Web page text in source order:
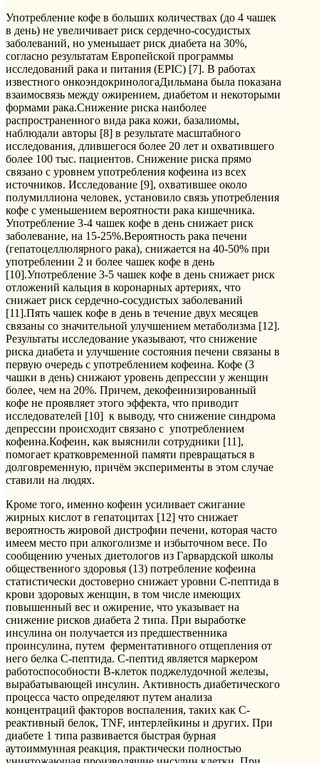
Употребление кофе в больших количествах (до 4 чашек
в день) не увеличивает риск сердечно-сосудистых
заболеваний, но уменьшает риск диабета на 30%,
согласно результатам Европейской программы
исследований рака и питания (EPIC) [7]. В работах
известного онкоэндокринологаДильмана была показана
взаимосвязь между ожирением, диабетом и некоторыми
формами рака.Снижение риска наиболее
распространенного вида рака кожи, базалиомы,
наблюдали авторы [8] в результате масштабного
исследования, длившегося более 20 лет и охватившего
более 100 тыс. пациентов. Снижение риска прямо
связано с уровнем употребления кофеина из всех
источников. Исследование [9], охватившее около
полумиллиона человек, установило связь употребления
кофе с уменьшением вероятности рака кишечника.
Употребление 3-4 чашек кофе в день снижает риск
заболевание, на 15-25%.Вероятность рака печени
(гепатоцеллюлярного рака), снижается на 40-50% при
употреблении 2 и более чашек кофе в день
[10].Употребление 3-5 чашек кофе в день снижает риск
отложений кальция в коронарных артериях, что
снижает риск сердечно-сосудистых заболеваний
[11].Пять чашек кофе в день в течение двух месяцев
связаны со значительной улучшением метаболизма [12].
Результаты исследование указывают, что снижение
риска диабета и улучшение состояния печени связаны в
первую очередь с употреблением кофеина. Кофе (3
чашки в день) снижают уровень депрессии у женщин
более, чем на 20%. Причем, декофеинизированный
кофе не проявляет этого эффекта, что приводит
исследователей [10] к выводу, что снижение синдрома
депрессии происходит связано с употреблением
кофеина.Кофеин, как выяснили сотрудники [11],
помогает кратковременной памяти превращаться в
долговременную, причём эксперименты в этом случае
ставили на людях.
Кроме того, именно кофеин усиливает сжигание
жирных кислот в гепатоцитах [12] что снижает
вероятность жировой дистрофии печени, которая часто
имеем место при алкоголизме и избыточном весе. По
сообщению ученых диетологов из Гарвардской школы
общественного здоровья (13) потребление кофеина
статистически достоверно снижает уровни С-пептида в
крови здоровых женщин, в том числе имеющих
повышенный вес и ожирение, что указывает на
снижение рисков диабета 2 типа. При выработке
инсулина он получается из предшественника
проинсулина, путем ферментативного отщепления от
него белка С-пептида. С-пептид является маркером
работоспособности В-клеток поджелудочной железы,
вырабатывающей инсулин. Активность диабетического
процесса часто определяют путем анализа
концентраций факторов воспаления, таких как С-
реактивный белок, TNF, интерлейкины и других. При
диабете 1 типа развивается быстрая бурная
аутоиммунная реакция, практически полностью